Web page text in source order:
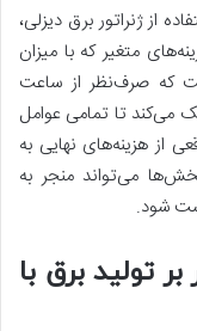
از ژنراتور برق دیزلی،
متغیر که با میزان
که صرف‌نظر از ساعت
می‌کند تا تمامی عوامل
از هزینه‌های نهایی به
می‌تواند منجر به
شود.
تولید برق با